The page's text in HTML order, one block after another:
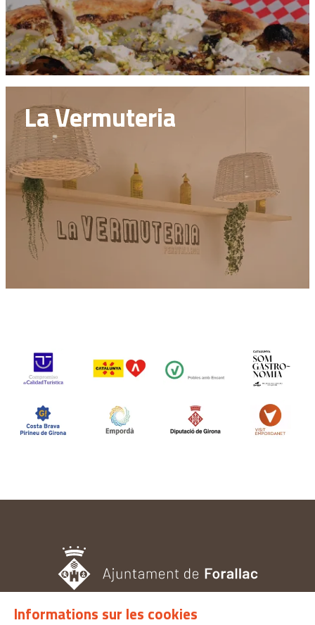
La Vermuteria
Informations sur les cookies